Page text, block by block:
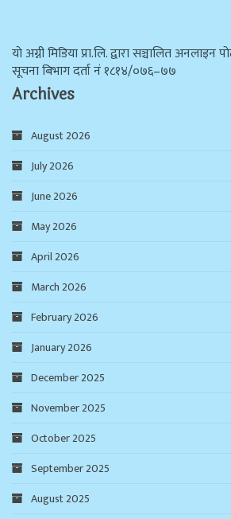
याे अग्नी मिडिया प्रा.लि. द्वारा सञ्चालित अनलाइन
सूचना बिभाग दर्ता न‌ं १८१४/०७६–७७
Archives
August 2026
July 2026
June 2026
May 2026
April 2026
March 2026
February 2026
January 2026
December 2025
November 2025
October 2025
September 2025
August 2025